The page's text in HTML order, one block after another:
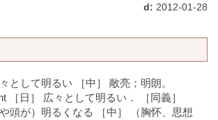
d: 2012-01-28
として明るい ［中］ 敞亮；明朗。
［日］ 広々として明るい． ［同義］
頭が）明るくなる ［中］ （胸怀、思想